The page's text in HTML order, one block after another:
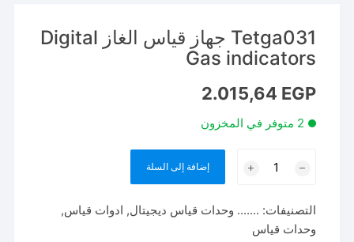
Tetga031 جهاز قياس الغاز Digital
Gas indicators
2.015,64 EGP
2 متوفر في المخزون
Tetga031
قياس
الغاز
إضافة إلى السلة
التصنيفات: ....... وحدات قياس ديجيتال, ادوات قياس,
وحدات قياس